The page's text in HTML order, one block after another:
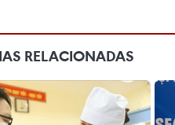
RELACIONADAS